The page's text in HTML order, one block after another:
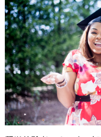
海外からのお客さんがたくさ
ごしてもらえるように、さま